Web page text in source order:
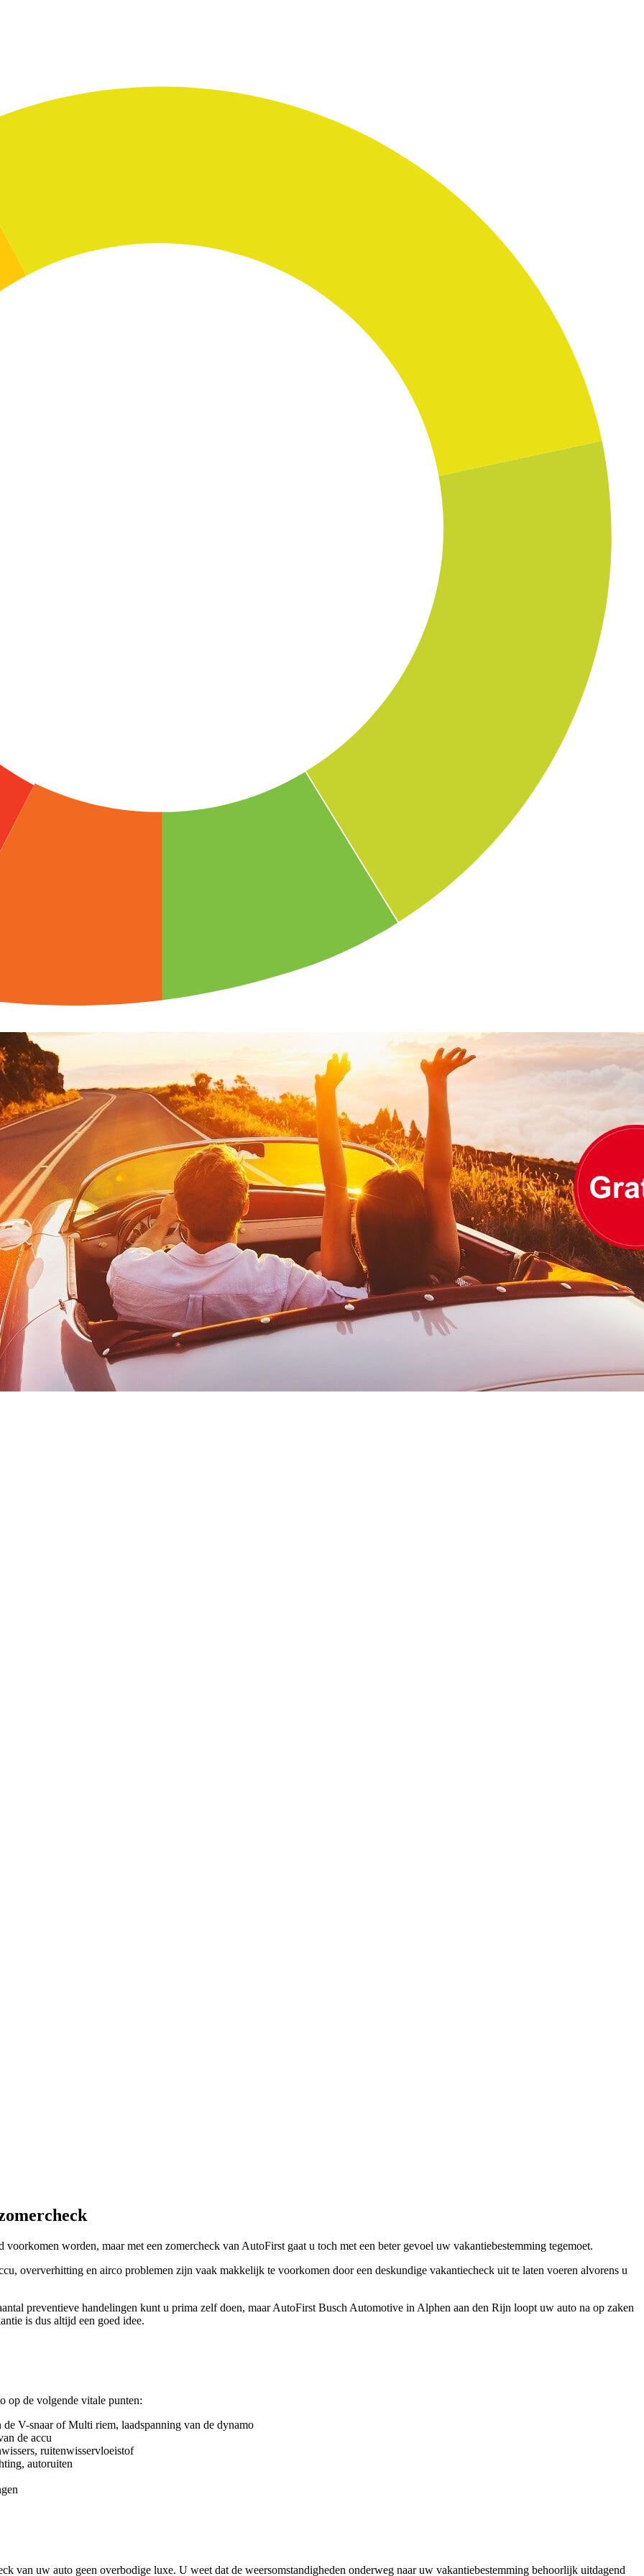
worden, maar met een zomercheck van AutoFirst gaat u toch met een beter gevoel uw vakantiebestemming tegemoet.
oververhitting en airco problemen zijn vaak makkelijk te voorkomen door een deskundige vakantiecheck uit te laten voeren alvorens u
preventieve handelingen kunt u prima zelf doen, maar AutoFirst Busch Automotive in Alphen aan den Rijn loopt uw auto na op zaken
is dus altijd een goed idee.
op de volgende vitale punten:
V-snaar of Multi riem, laadspanning van de dynamo
de accu
ruitenwisservloeistof
autoruiten
van uw auto geen overbodige luxe. U weet dat de weersomstandigheden onderweg naar uw vakantiebestemming behoorlijk uitdagend